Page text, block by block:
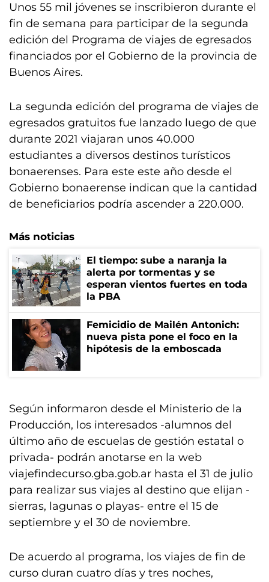
Unos 55 mil jóvenes se inscribieron durante el
fin de semana para participar de la segunda
edición del Programa de viajes de egresados
financiados por el Gobierno de la provincia de
Buenos Aires.
La segunda edición del programa de viajes de
egresados gratuitos fue lanzado luego de que
durante 2021 viajaran unos 40.000
estudiantes a diversos destinos turísticos
bonaerenses. Para este este año desde el
Gobierno bonaerense indican que la cantidad
de beneficiarios podría ascender a 220.000.
Más noticias
El tiempo: sube a naranja la
alerta por tormentas y se
esperan vientos fuertes en toda
la PBA
Femicidio de Mailén Antonich:
nueva pista pone el foco en la
hipótesis de la emboscada
Según informaron desde el Ministerio de la
Producción, los interesados -alumnos del
último año de escuelas de gestión estatal o
privada- podrán anotarse en la web
viajefindecurso.gba.gob.ar hasta el 31 de julio
para realizar sus viajes al destino que elijan -
sierras, lagunas o playas- entre el 15 de
septiembre y el 30 de noviembre.
De acuerdo al programa, los viajes de fin de
curso duran cuatro días y tres noches,